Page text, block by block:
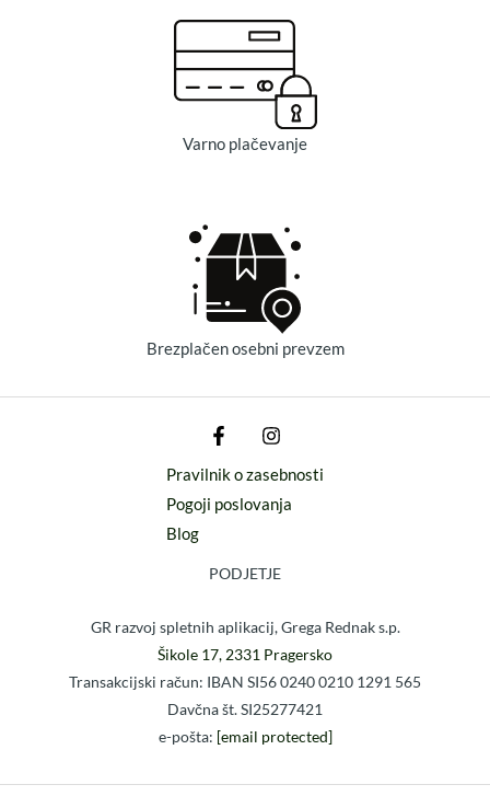
Varno plačevanje
Brezplačen osebni prevzem
Pravilnik o zasebnosti
Pogoji poslovanja
Blog
PODJETJE
GR razvoj spletnih aplikacij, Grega Rednak s.p.
Šikole 17, 2331 Pragersko
Transakcijski račun: IBAN SI56 0240 0210 1291 565
Davčna št. SI25277421
e-pošta: [email protected]